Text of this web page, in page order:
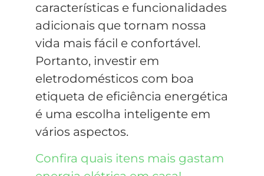
características e funcionalidades
adicionais que tornam nossa
vida mais fácil e confortável.
Portanto, investir em
eletrodomésticos com boa
etiqueta de eficiência energética
é uma escolha inteligente em
vários aspectos.
Confira quais itens mais gastam